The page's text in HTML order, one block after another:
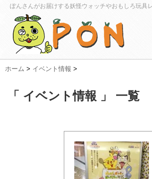
ぽんさんがお届けする妖怪ウォッチやおもしろ玩具
ホーム > イベント情報 >
「 イベント情報 」 一覧